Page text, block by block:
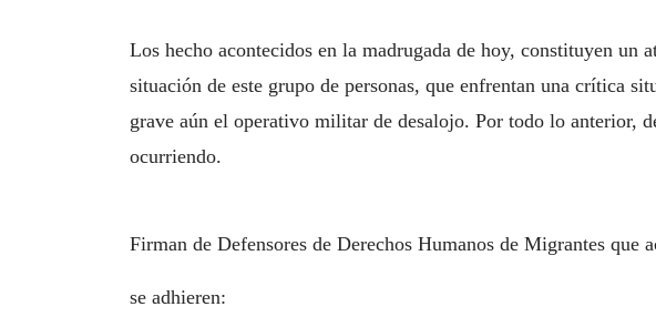
Los hecho acontecidos en la madrugada de hoy, constituyen un
situación de este grupo de personas, que enfrentan una crítica
grave aún el operativo militar de desalojo. Por todo lo anterior,
ocurriendo.
Firman de Defensores de Derechos Humanos de Migrantes que
se adhieren: